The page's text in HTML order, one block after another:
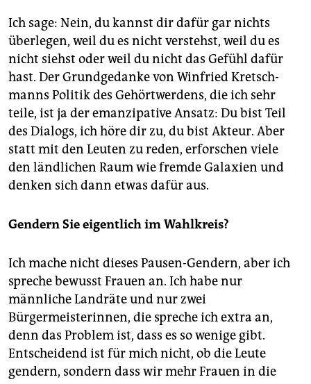
Ich sage: Nein, du kannst dir dafür gar nichts
überlegen, weil du es nicht verstehst, weil du es
nicht siehst oder weil du nicht das Gefühl dafür
hast. Der Grundgedanke von Winfried Kretsch­
manns Politik des Gehörtwerdens, die ich sehr
teile, ist ja der emanzipative Ansatz: Du bist Teil
des Dialogs, ich höre dir zu, du bist Akteur. Aber
statt mit den Leuten zu reden, erforschen viele
den ländlichen Raum wie fremde Galaxien und
denken sich dann etwas dafür aus.
Gendern Sie eigentlich im Wahlkreis?
Ich mache nicht dieses Pausen-Gendern, aber ich
spreche bewusst Frauen an. Ich habe nur
männliche Landräte und nur zwei
Bürgermeisterinnen, die spreche ich extra an,
denn das Problem ist, dass es so wenige gibt.
Entscheidend ist für mich nicht, ob die Leute
gendern, sondern dass wir mehr Frauen in die